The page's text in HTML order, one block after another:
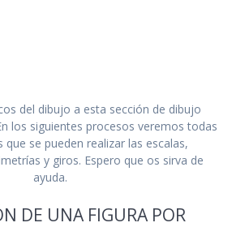
del dibujo a esta sección de dibujo
los siguientes procesos veremos todas
que se pueden realizar las escalas,
y giros. Espero que os sirva de
ayuda.
DE UNA FIGURA POR